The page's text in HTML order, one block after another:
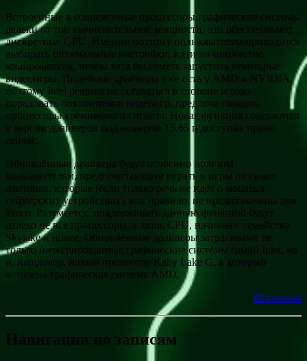
Встроенные в современные процессоры графические системы
далеки от той вычислительной мощности, что обеспечивают
дискретные GPU. Именно поэтому пользователям приходится
выбирать оптимальные настройки, идти на множество
компромиссов, чтобы хотя бы суметь запустить некоторые
видеоигры. Подобные драйверы уже есть у AMD и NVIDIA,
поэтому Intel решила не оставаться в стороне и тоже
порадовать поклонников видеоигр, предпочитающих
процессоры кремниевого гиганта. Новая функция содержится
в версии драйверов под номером 15.65 и доступна прямо
сейчас.
Обновлённые драйвера будут особенно полезны
пользователям, предпочитающим играть в игры на своих
лэптопах, которые (если только речь не идёт о мощных
геймерских устройствах), как правило, не предназначены для
этого. Разумеется, поддерживать данную функцию будут
далеко не все процессоры, а лишь CPU, начиная с семейства
Skylake и новее. Обновлённые драйверы затрагивают не
только интегрированные графические системы самой Intel, но
и, например, новый процессор Kaby Lake G, в который
встроена графическая система AMD.
Источник
Навигация по записям